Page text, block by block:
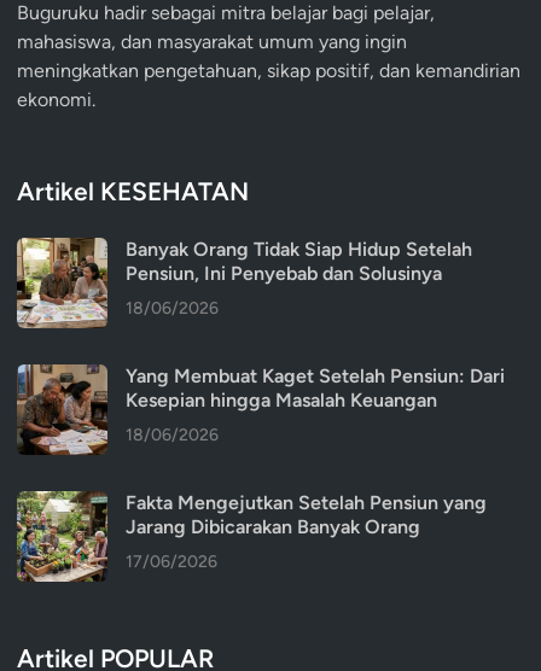
Buguruku hadir sebagai mitra belajar bagi pelajar,
mahasiswa, dan masyarakat umum yang ingin
meningkatkan pengetahuan, sikap positif, dan kemandirian
ekonomi.
Artikel KESEHATAN
Banyak Orang Tidak Siap Hidup Setelah
Pensiun, Ini Penyebab dan Solusinya
18/06/2026
Yang Membuat Kaget Setelah Pensiun: Dari
Kesepian hingga Masalah Keuangan
18/06/2026
Fakta Mengejutkan Setelah Pensiun yang
Jarang Dibicarakan Banyak Orang
17/06/2026
Artikel POPULAR